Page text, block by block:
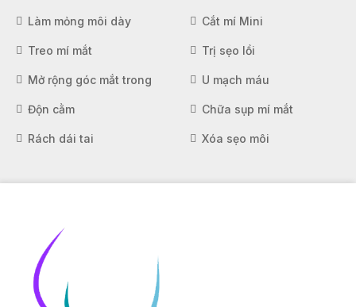
Làm mỏng môi dày Cắt mí Mini
Treo mí mắt Trị sẹo lồi
Mở rộng góc mắt trong U mạch máu
Độn cằm Chữa sụp mí mắt
Rách dái tai Xóa sẹo môi